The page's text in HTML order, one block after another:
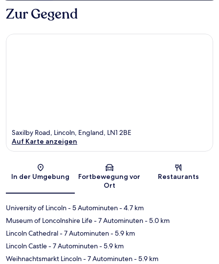
Zur Gegend
Karte
Saxilby Road, Lincoln, England, LN1 2BE
Auf Karte anzeigen
In der Umgebung
Fortbewegung vor
Ort
Restaurants
University of Lincoln- 5 Autominuten- 4.7 km
Museum of Loncolnshire Life- 7 Autominuten- 5.0 km
Lincoln Cathedral- 7 Autominuten- 5.9 km
Lincoln Castle- 7 Autominuten- 5.9 km
Weihnachtsmarkt Lincoln- 7 Autominuten- 5.9 km